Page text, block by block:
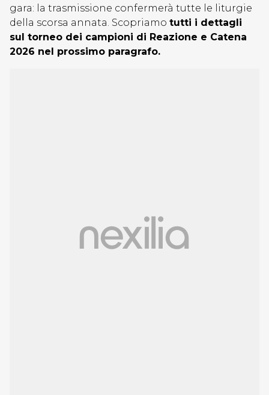
gara: la trasmissione confermerà tutte le liturgie
della scorsa annata. Scopriamo tutti i dettagli
sul torneo dei campioni di Reazione e Catena
2026 nel prossimo paragrafo.